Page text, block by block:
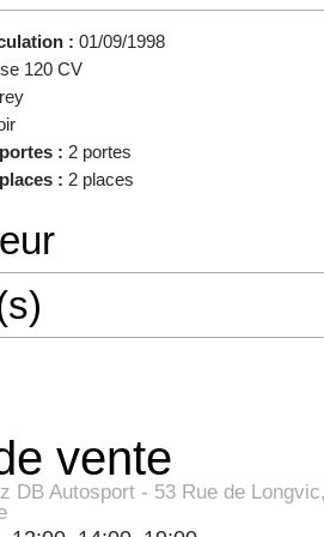
: 01/09/1998
120 CV
: 2 portes
: 2 places
vente
DB Autosport - 53 Rue de